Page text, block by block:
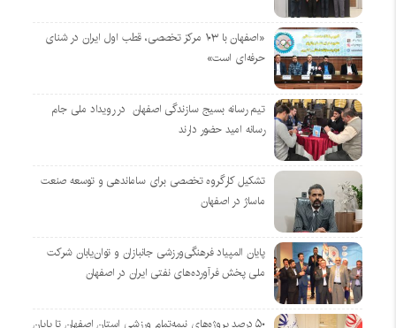
«اصفهان با ۱۰۳ مرکز تخصصی، قطب اول ایران در شنای
حرفه‌ای است»
تیم رسانه بسیج سازندگی اصفهان در رویداد ملی جام
رسانه امید حضور دارند
تشکیل کارگروه تخصصی برای ساماندهی و توسعه صنعت
ماساژ در اصفهان
پایان المپیاد فرهنگی‌ورزشی جانبازان و توان‌یابان شرکت
ملی پخش فرآورده‌های نفتی ایران در اصفهان
۵۰ درصد پروژه‌های نیمه‌تمام ورزشی استان اصفهان تا پایان